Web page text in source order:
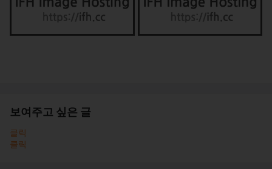
보여주고 싶은 글
클릭
클릭